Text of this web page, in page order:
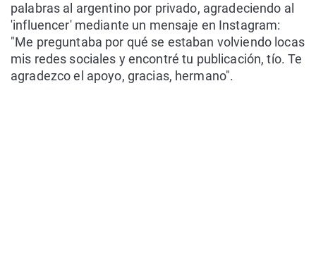
palabras al argentino por privado, agradeciendo al
'influencer' mediante un mensaje en Instagram:
"Me preguntaba por qué se estaban volviendo locas
mis redes sociales y encontré tu publicación, tío. Te
agradezco el apoyo, gracias, hermano".